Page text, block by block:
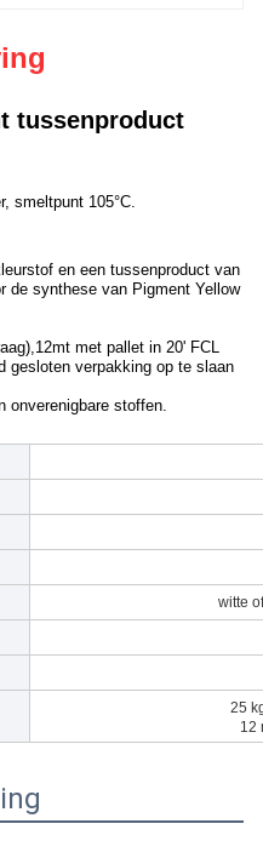
tussenproduct
smeltpunt 105°C.
en een tussenproduct van
de synthese van Pigment Yellow
met pallet in 20' FCL
gesloten verpakking op te slaan
onverenigbare stoffen.
witte
25
12